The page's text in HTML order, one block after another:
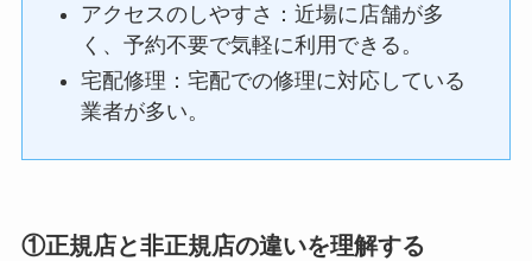
アクセスのしやすさ：近場に店舗が多
く、予約不要で気軽に利用できる。
宅配修理：宅配での修理に対応している
業者が多い。
①正規店と非正規店の違いを理解する